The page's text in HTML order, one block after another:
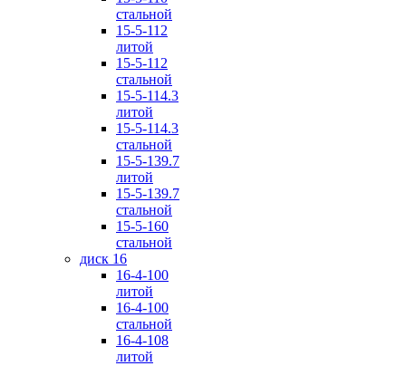
стальной
15-5-112
литой
15-5-112
стальной
15-5-114.3
литой
15-5-114.3
стальной
15-5-139.7
литой
15-5-139.7
стальной
15-5-160
стальной
диск 16
16-4-100
литой
16-4-100
стальной
16-4-108
литой